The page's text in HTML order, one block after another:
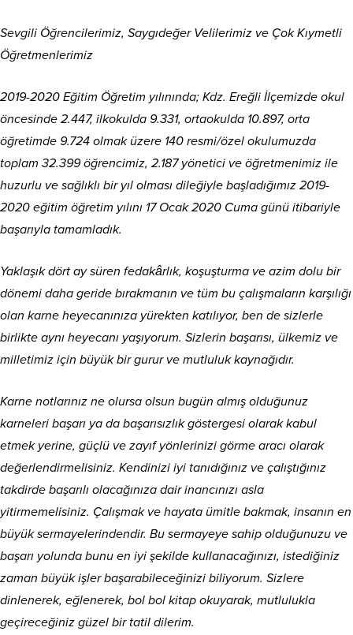
Sevgili Öğrencilerimiz, Saygıdeğer Velilerimiz ve Çok Kıymetli
Öğretmenlerimiz
2019-2020 Eğitim Öğretim yılınında; Kdz. Ereğli İlçemizde okul
öncesinde 2.447, ilkokulda 9.331, ortaokulda 10.897, orta
öğretimde 9.724 olmak üzere 140 resmi/özel okulumuzda
toplam 32.399 öğrencimiz, 2.187 yönetici ve öğretmenimiz ile
huzurlu ve sağlıklı bir yıl olması dileğiyle başladığımız 2019-
2020 eğitim öğretim yılını 17 Ocak 2020 Cuma günü itibariyle
başarıyla tamamladık.
Yaklaşık dört ay süren fedakârlık, koşuşturma ve azim dolu bir
dönemi daha geride bırakmanın ve tüm bu çalışmaların karşılığı
olan karne heyecanınıza yürekten katılıyor, ben de sizlerle
birlikte aynı heyecanı yaşıyorum. Sizlerin başarısı, ülkemiz ve
milletimiz için büyük bir gurur ve mutluluk kaynağıdır.
Karne notlarınız ne olursa olsun bugün almış olduğunuz
karneleri başarı ya da başarısızlık göstergesi olarak kabul
etmek yerine, güçlü ve zayıf yönlerinizi görme aracı olarak
değerlendirmelisiniz. Kendinizi iyi tanıdığınız ve çalıştığınız
takdirde başarılı olacağınıza dair inancınızı asla
yitirmemelisiniz. Çalışmak ve hayata ümitle bakmak, insanın en
büyük sermayelerindendir. Bu sermayeye sahip olduğunuzu ve
başarı yolunda bunu en iyi şekilde kullanacağınızı, istediğiniz
zaman büyük işler başarabileceğinizi biliyorum. Sizlere
dinlenerek, eğlenerek, bol bol kitap okuyarak, mutlulukla
geçireceğiniz güzel bir tatil dilerim.